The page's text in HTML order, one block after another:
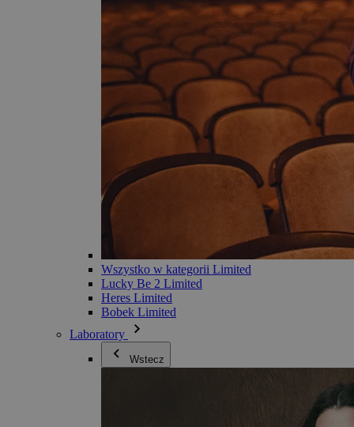
Wszystko w kategorii Limited
Lucky Be 2 Limited
Heres Limited
Bobek Limited
Laboratory
Wstecz